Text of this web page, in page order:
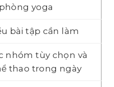
yoga
bài tập cần làm
nhóm tùy chọn và
thao trong ngày